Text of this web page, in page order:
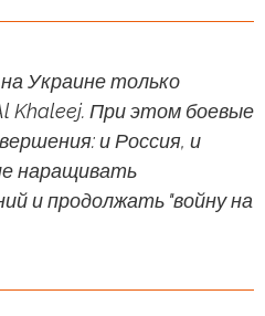
Украине только
Khaleej. При этом боевые
и Россия, и
наращивать
и продолжать "войну на